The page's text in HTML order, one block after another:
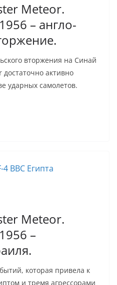
Meteor.
– англо-
вторжения на Синай
активно
ударных самолетов.
Meteor.
–
которая привела к
и тремя агрессорами